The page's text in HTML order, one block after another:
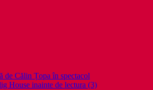
de Călin Țopa în spectacol
House inainte de lectura (3)